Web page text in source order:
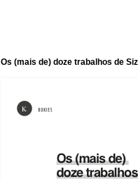
Os (mais de) doze trabalhos de